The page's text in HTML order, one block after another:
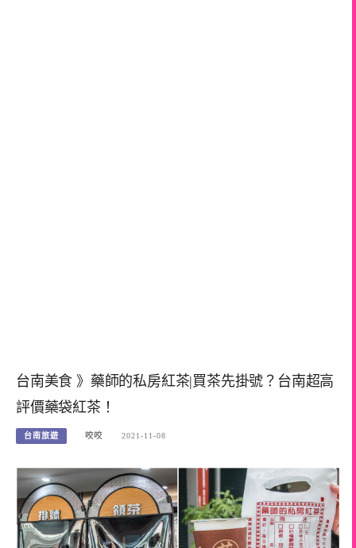
台南美食 》藥師的私房紅茶|買茶先掛號？台南超高
評價藥袋紅茶！
台南旅遊 咬咬 2021-11-08